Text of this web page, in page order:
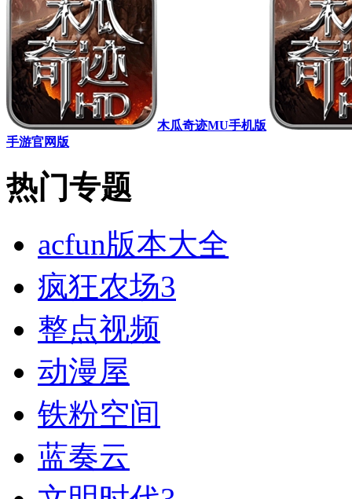
木瓜奇迹MU手机版
手游官网版
热门专题
acfun版本大全
疯狂农场3
整点视频
动漫屋
铁粉空间
蓝奏云